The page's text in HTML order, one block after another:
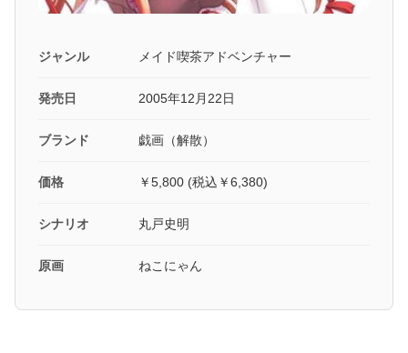
ジャンル メイド喫茶アドベンチャー
発売日 2005年12月22日
ブランド 戯画（解散）
価格 ￥5,800 (税込￥6,380)
シナリオ 丸戸史明
原画 ねこにゃん